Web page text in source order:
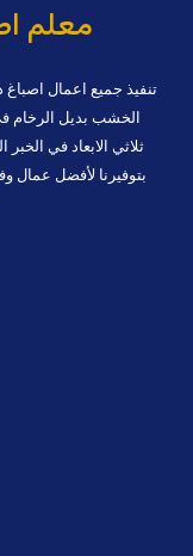
0509208300
معلم
تنفيذ جميع اعمال
الخشب بديل الرخام
ثلاثي الابعاد في
بتوفيرنا لأفضل عمال